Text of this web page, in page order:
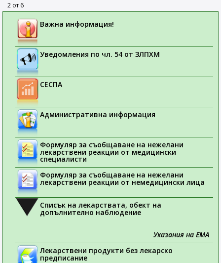
2 от 6
Важна информация!
Уведомления по чл. 54 от ЗЛПХМ
СЕСПА
Административна информация
Формуляр за съобщаване на нежелани
лекарствени реакции от медицински
специалисти
Формуляр за съобщаване на нежелани
лекарствени реакции от немедицински лица
Списък на лекарствата, обект на
допълнително наблюдение
Указания на ЕМА
Лекарствени продукти без лекарско
предписание